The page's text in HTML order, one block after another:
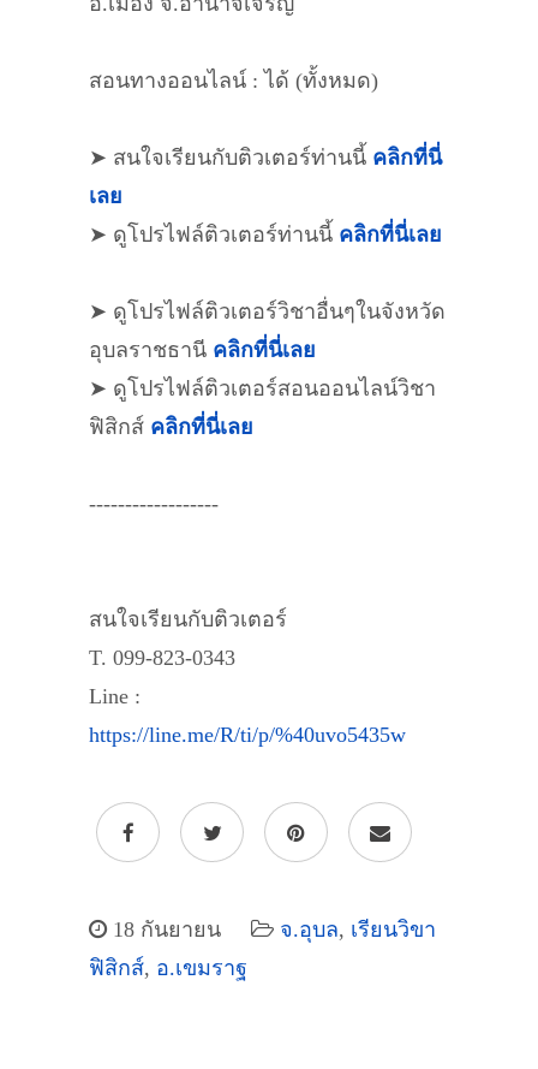
สอนทางออนไลน์ : ได้ (ทั้งหมด)
➤ สนใจเรียนกับติวเตอร์ท่านนี้ คลิกที่นี่
เลย
➤ ดูโปรไฟล์ติวเตอร์ท่านนี้ คลิกที่นี่เลย
➤ ดูโปรไฟล์ติวเตอร์วิชาอื่นๆในจังหวัด
อุบลราชธานี คลิกที่นี่เลย
➤ ดูโปรไฟล์ติวเตอร์สอนออนไลน์วิชา
ฟิสิกส์ คลิกที่นี่เลย
------------------
สนใจเรียนกับติวเตอร์
T. 099-823-0343
Line :
https://line.me/R/ti/p/%40uvo5435w
18 กันยายน จ.อุบล, เรียนวิขา
ฟิสิกส์, อ.เขมราฐ